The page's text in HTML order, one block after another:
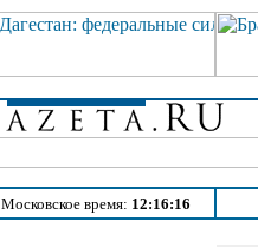
Московское время: 12:16:16